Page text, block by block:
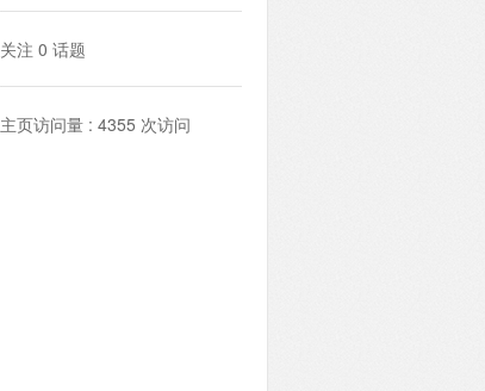
关注 0 话题
主页访问量 : 4355 次访问